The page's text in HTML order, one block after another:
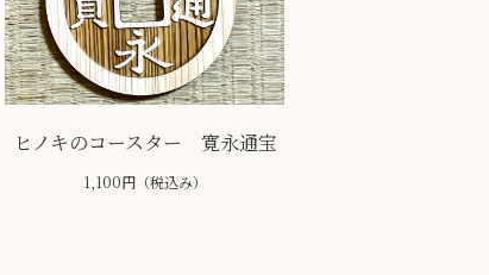
ヒノキのコースター 寛永通宝
1,100円（税込み）